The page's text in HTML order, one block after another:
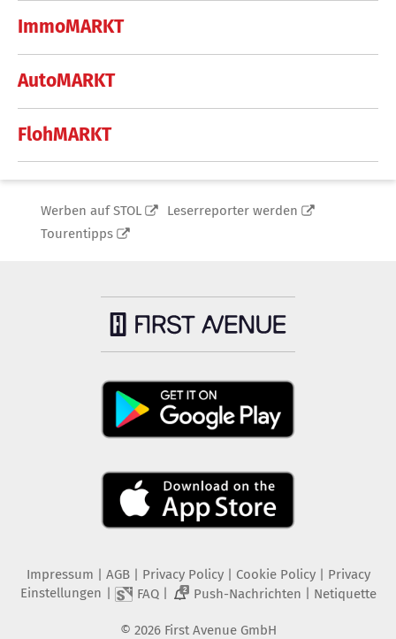
ImmoMARKT
AutoMARKT
FlohMARKT
Werben auf STOL
Leserreporter werden
Tourentipps
Impressum AGB Privacy Policy| Cookie Policy| Privacy
Einstellungen
FAQ| 2 Push-Nachrichten Netiquette
© 2026 First Avenue GmbH